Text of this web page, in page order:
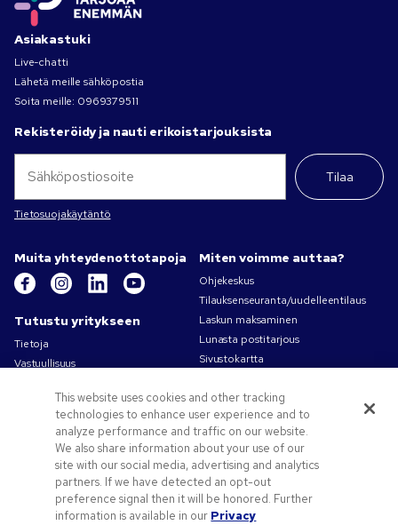
Asiakastuki
Live-chatti
Lähetä meille sähköpostia
Soita meille: 0969379511
Rekisteröidy ja nauti erikoistarjouksista
Tilaa
Tietosuojakäytäntö
Muita yhteydenottotapoja
Tutustu yritykseen
Tietoja
Vastuullisuus
Käyttöehdot
Myyntiehdot
Työpaikat – Pens.com
Tarjouksia ja tietoa
Liikelahjat
Kampanjakoodit ja kupongit
Miten voimme auttaa?
Ohjekeskus
Tilauksenseuranta/uudelleentilaus
Laskun maksaminen
Lunasta postitarjous
Sivustokartta
This website uses cookies and other tracking
technologies to enhance user experience and to
analyze performance and traffic on our website.
We also share information about your use of our
site with our social media, advertising and analytics
partners. If we have detected an opt-out
preference signal then it will be honored. Further
information is available in our Privacy